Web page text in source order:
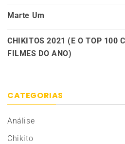
Marte Um
CHIKITOS 2021 (E O TOP 100
FILMES DO ANO)
CATEGORIAS
Análise
Chikito